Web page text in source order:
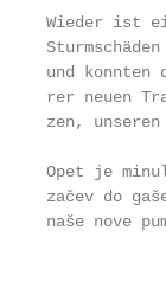
Wieder ist
und
rer neuen
zen,
Opet je
začev do
naše nove